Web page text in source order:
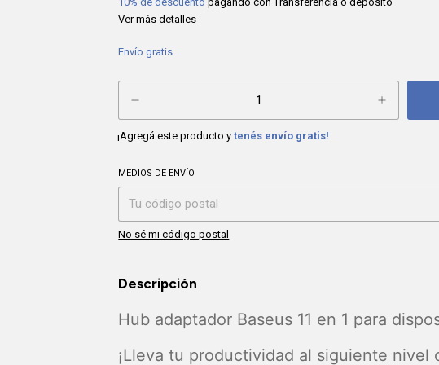
Ver más detalles
Envío gratis
¡Agregá este producto ytenés envío gratis!
Entregas para el CP:
MEDIOS DE ENVÍO
No sé mi código postal
Descripción
Hub adaptador Baseus 11 en 1 para
¡Lleva tu productividad al siguiente